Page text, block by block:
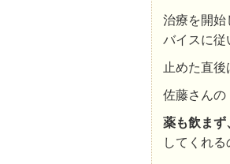
治療を開始
バイスに従
止めた直
佐藤さんの
薬も飲まず
してくれる